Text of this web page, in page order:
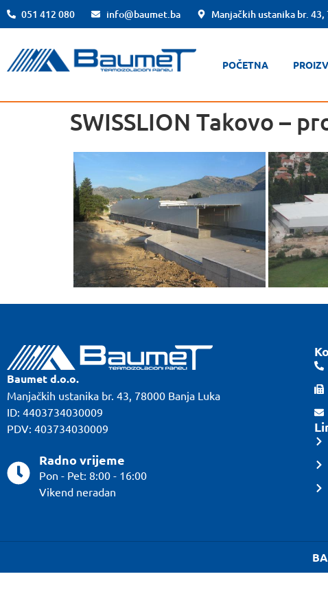
051 412 080 info@baumet.ba Manjačkih ustanika br. 43,
POČETNA
SWISSLION Takovo –
Baumet d.o.o.
Manjačkih ustanika br. 43, 78000 Banja Luka
ID: 4403734030009
PDV: 403734030009
Radno vrijeme
Pon - Pet: 8:00 - 16:00
Vikend neradan